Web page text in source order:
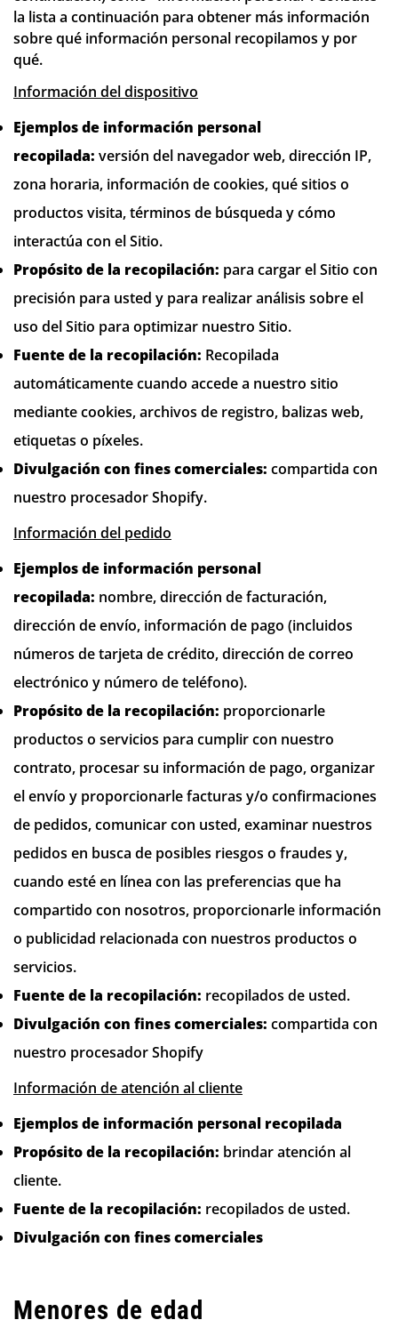
la lista a continuación para obtener más información
sobre qué información personal recopilamos y por
qué.
Información del dispositivo
Ejemplos de información personal
recopilada: versión del navegador web, dirección IP,
zona horaria, información de cookies, qué sitios o
productos visita, términos de búsqueda y cómo
interactúa con el Sitio.
Propósito de la recopilación: para cargar el Sitio con
precisión para usted y para realizar análisis sobre el
uso del Sitio para optimizar nuestro Sitio.
Fuente de la recopilación: Recopilada
automáticamente cuando accede a nuestro sitio
mediante cookies, archivos de registro, balizas web,
etiquetas o píxeles.
Divulgación con fines comerciales: compartida con
nuestro procesador Shopify.
Información del pedido
Ejemplos de información personal
recopilada: nombre, dirección de facturación,
dirección de envío, información de pago (incluidos
números de tarjeta de crédito, dirección de correo
electrónico y número de teléfono).
Propósito de la recopilación: proporcionarle
productos o servicios para cumplir con nuestro
contrato, procesar su información de pago, organizar
el envío y proporcionarle facturas y/o confirmaciones
de pedidos, comunicar con usted, examinar nuestros
pedidos en busca de posibles riesgos o fraudes y,
cuando esté en línea con las preferencias que ha
compartido con nosotros, proporcionarle información
o publicidad relacionada con nuestros productos o
servicios.
Fuente de la recopilación: recopilados de usted.
Divulgación con fines comerciales: compartida con
nuestro procesador Shopify
Información de atención al cliente
Ejemplos de información personal recopilada
Propósito de la recopilación: brindar atención al
cliente.
Fuente de la recopilación: recopilados de usted.
Divulgación con fines comerciales
Menores de edad